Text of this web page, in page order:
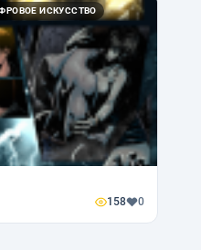
ИСКУССТВО
158 0